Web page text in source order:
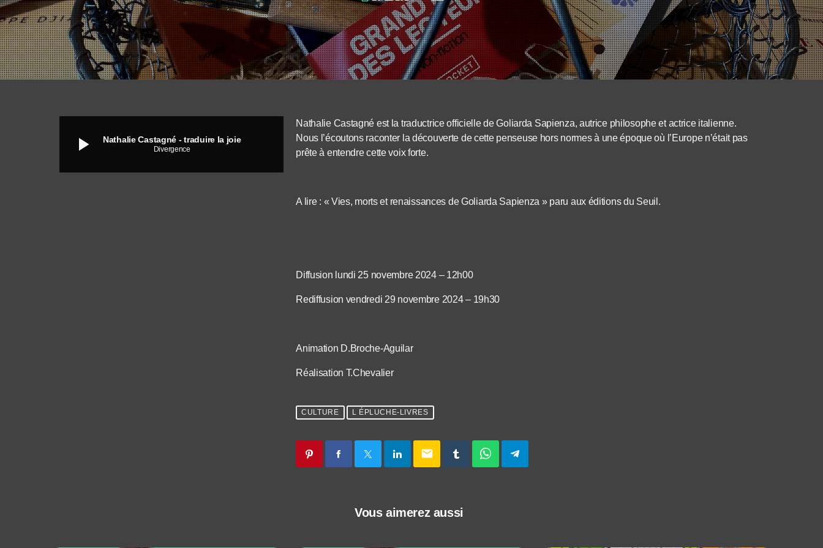
play_arrow Nathalie Castagné - traduire la joie
Divergence
Nathalie Castagné est la traductrice officielle de Goliarda Sapienza, autrice philosophe et actrice italienne.
Nous l’écoutons raconter la découverte de cette penseuse hors normes à une époque où l’Europe n’était pas
prête à entendre cette voix forte.
A lire : « Vies, morts et renaissances de Goliarda Sapienza » paru aux éditions du Seuil.
Diffusion lundi 25 novembre 2024 – 12h00
Rediffusion vendredi 29 novembre 2024 – 19h30
Animation D.Broche-Aguilar
Réalisation T.Chevalier
CULTURE L ÉPLUCHE-LIVRES
email
Vous aimerez aussi